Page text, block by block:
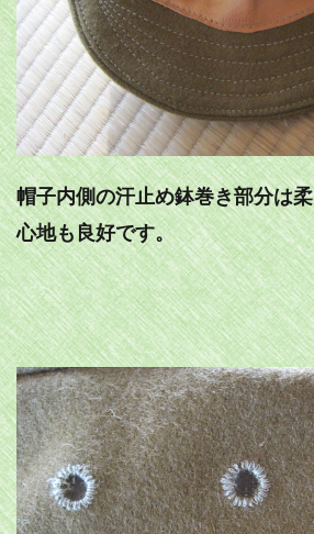
帽子内側の汗止め鉢巻き部分は
心地も良好です。